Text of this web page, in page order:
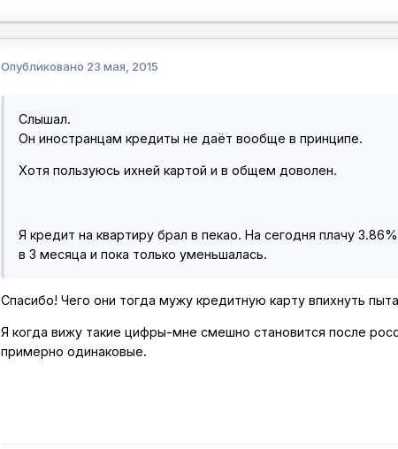
Опубликовано 23 мая, 2015
Слышал.
Он иностранцам кредиты не даёт вообще в принципе.
Хотя пользуюсь ихней картой и в общем доволен.
Я кредит на квартиру брал в пекао. На сегодня плачу
в 3 месяца и пока только уменьшалась.
Спасибо! Чего они тогда мужу кредитную карту впихнуть
Я когда вижу такие цифры-мне смешно становится после
примерно одинаковые.